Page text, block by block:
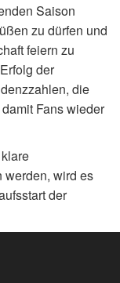
Saison
zu dürfen und
feiern zu
der
die
Fans wieder
werden, wird es
der